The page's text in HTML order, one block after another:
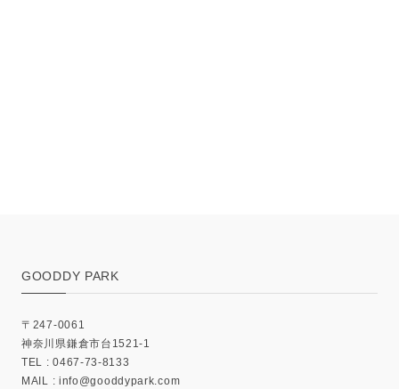
GOODDY PARK
〒247-0061
神奈川県鎌倉市台1521-1
TEL : 0467-73-8133
MAIL : info@gooddypark.com